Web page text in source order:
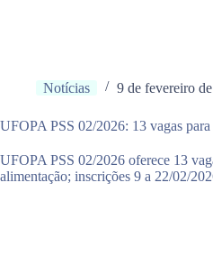
Notícias 9 de fevereiro
UFOPA PSS 02/2026: 13 vagas
UFOPA PSS 02/2026 oferece 13
alimentação; inscrições 9 a 22/02/